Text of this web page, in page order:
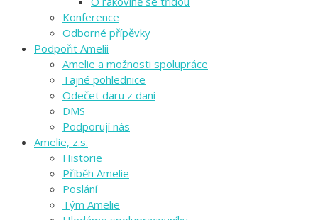
Konference
Odborné přípěvky
Podpořit Amelii
Amelie a možnosti spolupráce
Tajné pohlednice
Odečet daru z daní
DMS
Podporují nás
Amelie, z.s.
Historie
Příběh Amelie
Poslání
Tým Amelie